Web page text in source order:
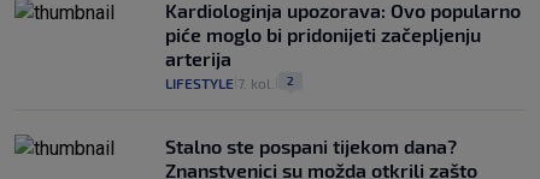
Kardiologinja upozorava: Ovo popularno
piće moglo bi pridonijeti začepljenju
arterija
LIFESTYLE 7. kol. 2
Stalno ste pospani tijekom dana?
Znanstvenici su možda otkrili zašto